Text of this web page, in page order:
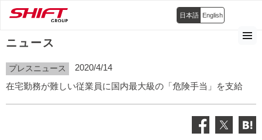
日本語 English
ニュース
プレスニュース
2020/4/14
在宅勤務が難しい従業員に国内最大級の「危険手当」を支給